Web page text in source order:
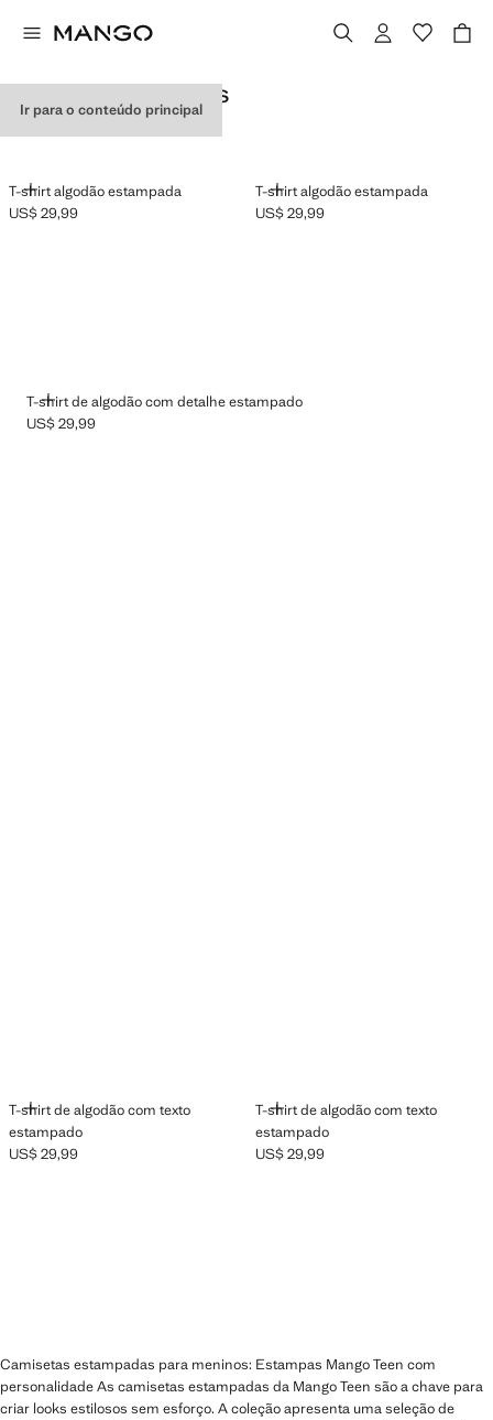
Ir para o conteúdo principal
CAMISETAS ESTAMPADAS
T-shirt algodão estampada
ADICIONAR
Preço atual [US$ 29,99 ]
US$ 29,99
T-shirt algodão estampada
ADICIONAR
Preço atual [US$ 29,99 ]
US$ 29,99
T-shirt de algodão com detalhe estampado
ADICIONAR
Preço atual [US$ 29,99 ]
US$ 29,99
T-shirt de algodão com texto
estampado
ADICIONAR
Preço atual [US$ 29,99 ]
US$ 29,99
T-shirt de algodão com texto
estampado
ADICIONAR
Preço atual [US$ 29,99 ]
US$ 29,99
Camisetas estampadas para meninos: Estampas Mango Teen com
personalidade As camisetas estampadas da Mango Teen são a chave para
criar looks estilosos sem esforço. A coleção apresenta uma seleção de